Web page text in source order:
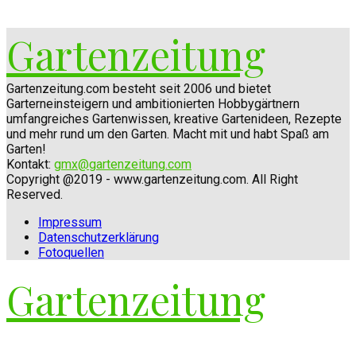
Gartenzeitung
Gartenzeitung.com besteht seit 2006 und bietet
Garterneinsteigern und ambitionierten Hobbygärtnern
umfangreiches Gartenwissen, kreative Gartenideen, Rezepte
und mehr rund um den Garten. Macht mit und habt Spaß am
Garten!
Kontakt: gmx@gartenzeitung.com
Copyright @2019 - www.gartenzeitung.com. All Right
Reserved.
Impressum
Datenschutzerklärung
Fotoquellen
Gartenzeitung